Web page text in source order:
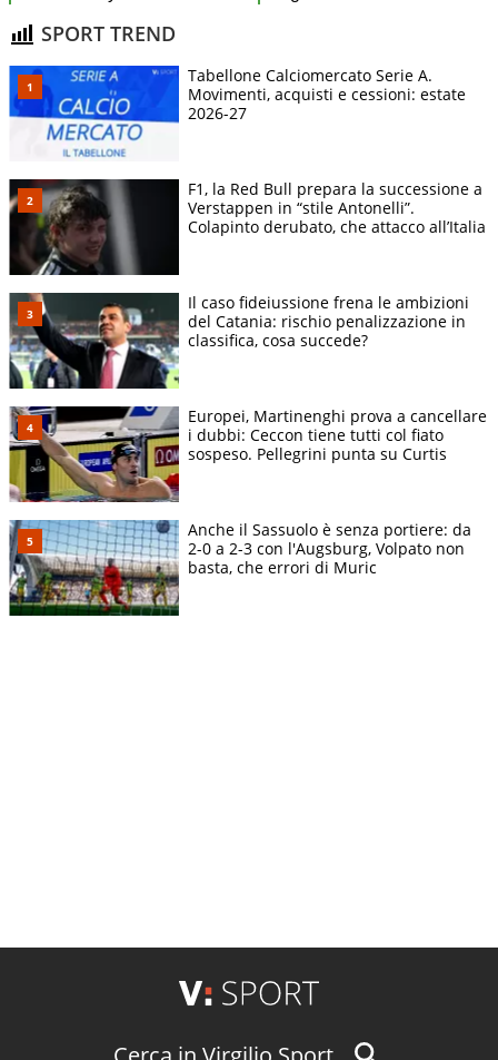
SPORT TREND
Tabellone Calciomercato Serie A.
Movimenti, acquisti e cessioni: estate
2026-27
F1, la Red Bull prepara la successione a
Verstappen in “stile Antonelli”.
Colapinto derubato, che attacco all’Italia
Il caso fideiussione frena le ambizioni
del Catania: rischio penalizzazione in
classifica, cosa succede?
Europei, Martinenghi prova a cancellare
i dubbi: Ceccon tiene tutti col fiato
sospeso. Pellegrini punta su Curtis
Anche il Sassuolo è senza portiere: da
2-0 a 2-3 con l'Augsburg, Volpato non
basta, che errori di Muric